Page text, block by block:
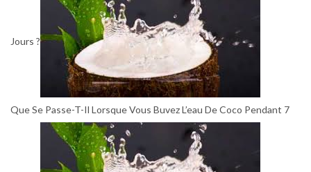
Jours ?
Que Se Passe-T-Il Lorsque Vous Buvez L’eau De Coco Pendant 7